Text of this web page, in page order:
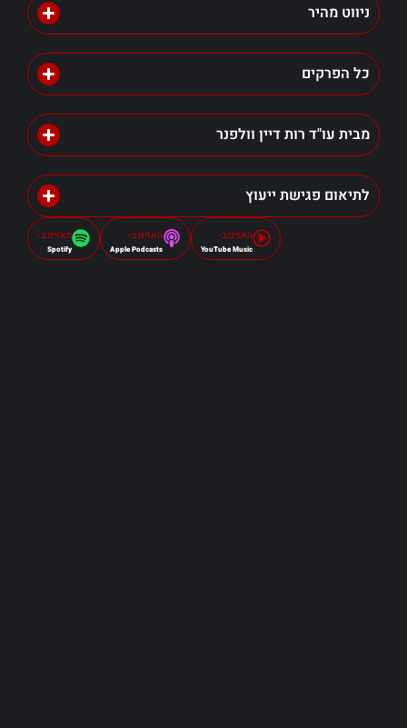
ניווט מהיר
כל הפרקים
מבית עו"ד רות דיין וולפנר
לתיאום פגישת ייעוץ
האזינו ב-
Spotify
האזינו ב-
Apple Podcasts
האזינו ב-
YouTube Music